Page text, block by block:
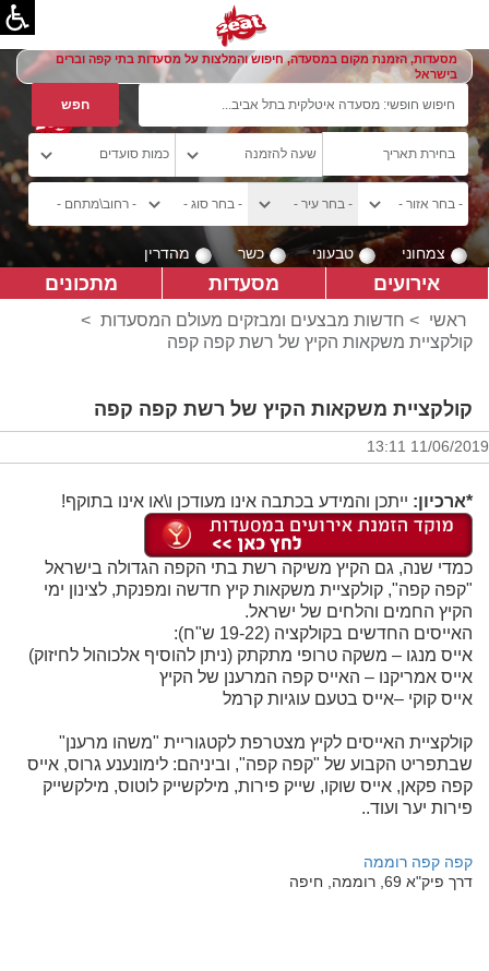
מסעדות, הזמנת מקום במסעדה, חיפוש והמלצות על מסעדות בתי קפה וברים
בישראל
צמחוני טבעוני כשר מהדרין
אירועים מסעדות מתכונים
ראשי > חדשות מבצעים ומבזקים מעולם המסעדות >
קולקציית משקאות הקיץ של רשת קפה קפה
קולקציית משקאות הקיץ של רשת קפה קפה
11/06/2019 13:11
*ארכיון: ייתכן והמידע בכתבה אינו מעודכן ו\או אינו בתוקף!
כמדי שנה, גם הקיץ משיקה רשת בתי הקפה הגדולה בישראל
"קפה קפה", קולקציית משקאות קיץ חדשה ומפנקת, לצינון ימי
הקיץ החמים והלחים של ישראל.
האייסים החדשים בקולקציה (19-22 ש"ח):
אייס מנגו – משקה טרופי מתקתק (ניתן להוסיף אלכוהול לחיזוק)
אייס אמריקנו – האייס קפה המרענן של הקיץ
אייס קוקי –אייס בטעם עוגיות קרמל
קולקציית האייסים לקיץ מצטרפת לקטגוריית "משהו מרענן"
שבתפריט הקבוע של "קפה קפה", וביניהם: לימונענע גרוס, אייס
קפה פקאן, אייס שוקו, שייק פירות, מילקשייק לוטוס, מילקשייק
פירות יער ועוד..
קפה קפה רוממה
דרך פיק"א 69, רוממה, חיפה